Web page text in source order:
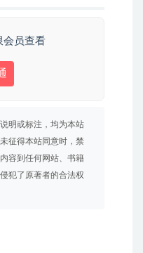
会员查看
明或标注，均为本站
征得本站同意时，禁
容到任何网站、书籍
犯了原著者的合法权